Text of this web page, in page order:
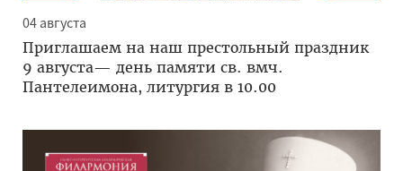
04 августа
Приглашаем на наш престольный праздник
9 августа— день памяти св. вмч.
Пантелеимона, литургия в 10.00